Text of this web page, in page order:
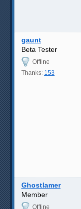
gaunt
Beta Tester
Offline
Thanks: 153
Ghostlamer
Member
Offline